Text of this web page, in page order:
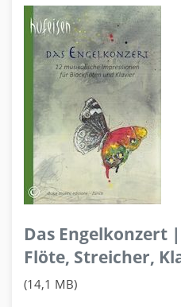
Das Engelkonzert
Flöte, Streicher,
(14,1 MB)